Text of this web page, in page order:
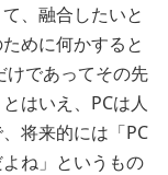
、融合したいと
めに何かすると
けであってその先
はいえ、PCは人
将来的には「PC
ね」というもの